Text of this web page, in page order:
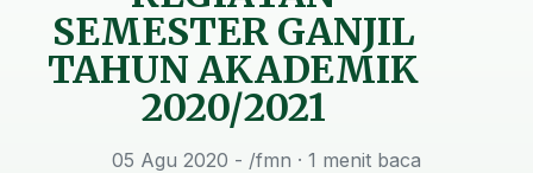
SEMESTER GANJIL
TAHUN AKADEMIK
2020/2021
05 Agu 2020 - /fmn · 1 menit baca